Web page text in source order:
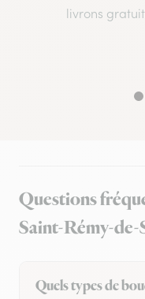
livrons
Questions
Saint-Rémy-de-
Quels types de